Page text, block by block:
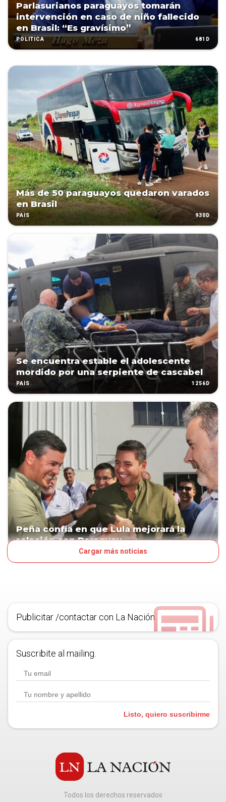
Parlasurianos paraguayos tomarán
intervención en caso de niño fallecido
en Brasil: “Es gravísimo”
POLÍTICA 681D
Más de 50 paraguayos quedaron varados
en Brasil
PAÍS 930D
Se encuentra estable el adolescente
mordido por una serpiente de cascabel
PAÍS 1256D
Peña confía en que Lula mejorará la
relación con Paraguay
Cargar más noticias
Publicitar /contactar con La Nación
Suscribite al mailing.
Listo, quiero suscribirme
Todos los derechos reservados